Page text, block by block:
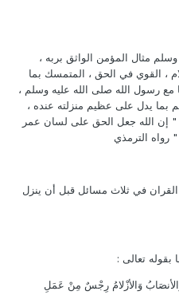
مثال المؤمن الواثق بربه ،
، القوي في الحق ، المتمسك بما
رسول الله صلى الله عليه وسلم ،
بما يدل على عظيم منزلته عنده ،
: " إن الله جعل الحق على لسان عمر
رواه الترمذي
في ثلاث مسائل قبل أن ينزل
تعالى :
وَالأزْلامُ رِجْسٌ مِنْ عَمَلِ